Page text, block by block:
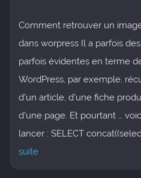
Comment retrouver un
dans worpress Il a parfois
parfois évidentes en terme
WordPress, par exemple,
d’un article, d’une fiche
d’une page. Et pourtant …
lancer : SELECT
suite